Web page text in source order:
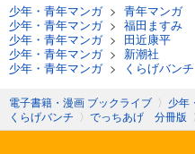
少年・青年マンガ> 青年マンガ
少年・青年マンガ> 福田ますみ
少年・青年マンガ> 田近康平
少年・青年マンガ> 新潮社
少年・青年マンガ> くらげバンチ
電子書籍・漫画 ブックライブ 〉 少年
くらげバンチ 〉 でっちあげ 分冊版 〉